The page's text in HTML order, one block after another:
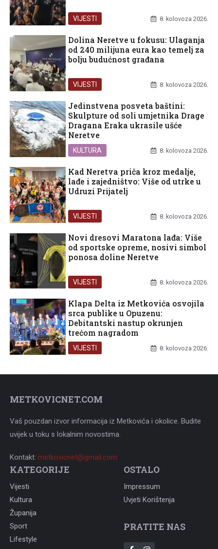
VIJESTI 8. kolovoza 2026.
Dolina Neretve u fokusu: Ulaganja
od 240 milijuna eura kao temelj za
bolju budućnost građana
VIJESTI 8. kolovoza 2026.
Jedinstvena posveta baštini:
Skulpture od soli umjetnika Drage
Dragana Eraka ukrasile ušće
Neretve
KULTURA 8. kolovoza 2026.
Kad Neretva priča kroz medalje,
lađe i zajedništvo: Više od utrke u
Udruzi Prijatelj
VIJESTI 8. kolovoza 2026.
Novi dresovi Maratona lađa: Više
od sportske opreme, nosivi simbol
ponosa doline Neretve
VIJESTI 8. kolovoza 2026.
Klapa Delta iz Metkovića osvojila
srca publike u Opuzenu:
Debitantski nastup okrunjen
trećom nagradom
VIJESTI 8. kolovoza 2026.
METKOVICNET.COM
Vaš pouzdan izvor informacija iz Metkovića i okolice. Budite
uvijek u toku s lokalnim novostima.
Kontakt: metkovicnet@gmail.com
KATEGORIJE
Vijesti
Kultura
Županija
Sport
Lifestyle
OSTALO
Impressum
Uvjeti Korištenja
PRATITE NAS